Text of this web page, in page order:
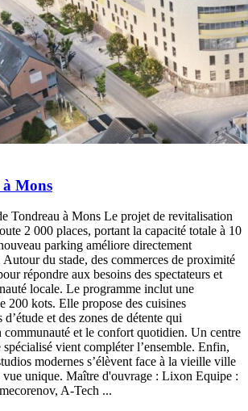
à Mons
Tondreau à Mons Le projet de revitalisation
2 000 places, portant la capacité totale à 10
parking améliore directement
Autour du stade, des commerces de proximité
répondre aux besoins des spectateurs et
locale. Le programme inclut une
200 kots. Elle propose des cuisines
et des zones de détente qui
communauté et le confort quotidien. Un centre
vient compléter l’ensemble. Enfin,
modernes s’élèvent face à la vieille ville
unique. Maître d'ouvrage : Lixon Equipe :
A-Tech ...